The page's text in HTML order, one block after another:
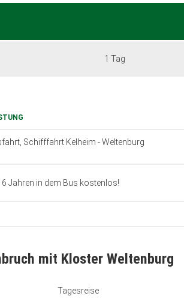
1 Tag
Schifffahrt Kelheim - Weltenburg
Jahren in dem Bus kostenlos!
mit Kloster Weltenburg
Tagesreise